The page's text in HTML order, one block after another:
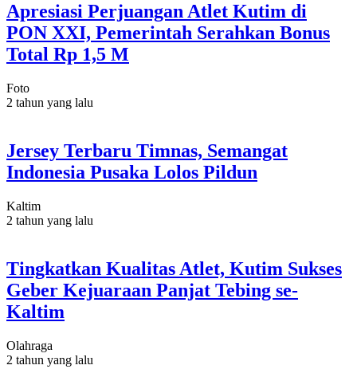
Apresiasi Perjuangan Atlet Kutim di
PON XXI, Pemerintah Serahkan Bonus
Total Rp 1,5 M
Foto
2 tahun yang lalu
Jersey Terbaru Timnas, Semangat
Indonesia Pusaka Lolos Pildun
Kaltim
2 tahun yang lalu
Tingkatkan Kualitas Atlet, Kutim Sukses
Geber Kejuaraan Panjat Tebing se-
Kaltim
Olahraga
2 tahun yang lalu